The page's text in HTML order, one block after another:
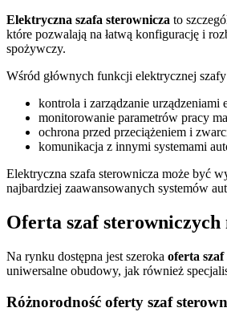
Elektryczna szafa sterownicza to
które pozwalają na łatwą konfigurację i
spożywczy.
Wśród głównych funkcji elektrycznej
kontrola i zarządzanie urządzeniami
monitorowanie parametrów pracy
ochrona przed przeciążeniem i
komunikacja z innymi systemami
Elektryczna szafa sterownicza może być
najbardziej zaawansowanych systemów
Oferta szaf
Na rynku dostępna jest szeroka oferta
uniwersalne obudowy, jak również
Różnorodność oferty szaf